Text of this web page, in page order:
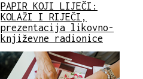
PAPIR KOJI LIJEČI:
KOLAŽI I RIJEČI,
prezentacija likovno-
književne radionice